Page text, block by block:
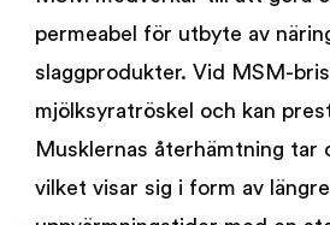
permeabel för utbyte av
slaggprodukter. Vid MSM-
mjölksyratröskel och kan
Musklernas återhämtning tar
vilket visar sig i form av längre